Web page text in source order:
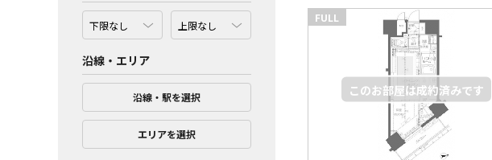
沿線・エリア
沿線・駅を選択
エリアを選択
FULL